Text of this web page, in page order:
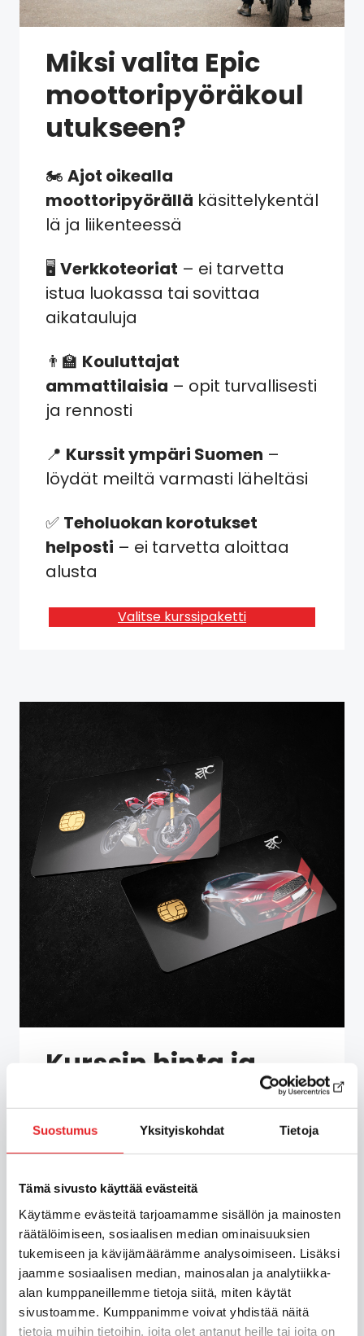
Suostumus Yksityiskohdat Tietoja
Tämä sivusto käyttää evästeitä
Käytämme evästeitä tarjoamamme sisällön ja mainosten
räätälöimiseen, sosiaalisen median ominaisuuksien
tukemiseen ja kävijämäärämme analysoimiseen. Lisäksi
jaamme sosiaalisen median, mainosalan ja analytiikka-
alan kumppaneillemme tietoja siitä, miten käytät
sivustoamme. Kumppanimme voivat yhdistää näitä
tietoja muihin tietoihin, joita olet antanut heille tai joita on
Miksi valita Epic
moottoripyöräkoul
utukseen?
🏍️ Ajot oikealla
moottoripyörällä käsittelykentäl
lä ja liikenteessä
🖥️ Verkkoteoriat – ei tarvetta
istua luokassa tai sovittaa
aikatauluja
👨‍🏫 Kouluttajat
ammattilaisia – opit turvallisesti
ja rennosti
📍 Kurssit ympäri Suomen –
löydät meiltä varmasti läheltäsi
✅ Teholuokan korotukset
helposti – ei tarvetta aloittaa
alusta
Valitse kurssipaketti
Kurssin hinta ja
Monipuoliset kurssipakettimme tarjoavat
valita Epic laskun useammassa
kuukausierässä (1-4), tai pilkkoa maksun
pienempiin eriin Klarnan monipuolisilla
maksuvaihtoehdoilla!
Toimimme yli sadalla toimipisteellä
ympäri Suomen. Mikäli kurssin aikana